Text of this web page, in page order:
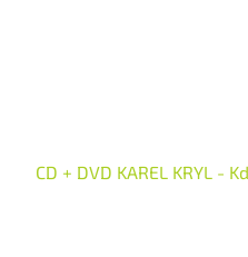
CD + DVD KAREL KRYL -